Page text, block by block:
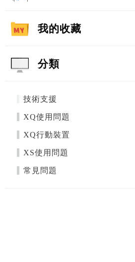
我的收藏
分類
技術支援
XQ使用問題
XQ行動裝置
XS使用問題
常見問題